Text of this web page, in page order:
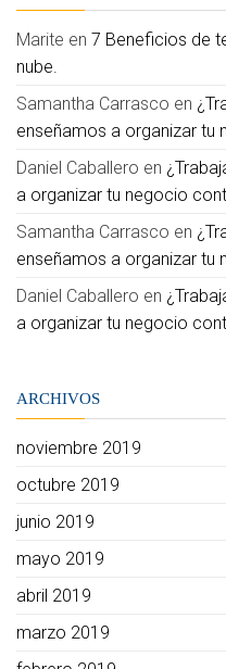
Marite en 7 Beneficios de
nube.
Samantha Carrasco en
enseñamos a organizar tu
Daniel Caballero en
a organizar tu negocio
Samantha Carrasco en
enseñamos a organizar tu
Daniel Caballero en
a organizar tu negocio
ARCHIVOS
noviembre 2019
octubre 2019
junio 2019
mayo 2019
abril 2019
marzo 2019